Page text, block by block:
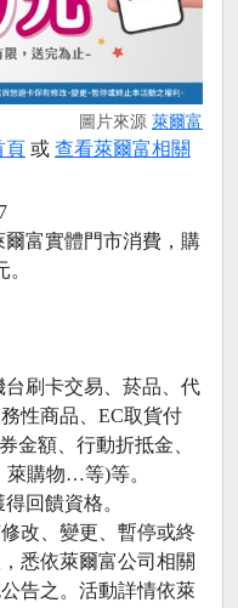
圖片來源 萊爾富
頁 或 查看萊爾富相關
富實體門市消費，購
刷卡交易、菸品、代
性商品、EC取貨付
金額、行動折抵金、
購物…等)等。
回饋資格。
改、變更、暫停或終
悉依萊爾富公司相關
告之。活動詳情依萊